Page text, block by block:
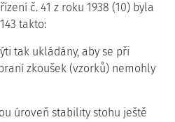
č. 41 z roku 1938 (10) byla
takto:
tak ukládány, aby se při
zkoušek (vzorků) nemohly
úroveň stability stohu ještě